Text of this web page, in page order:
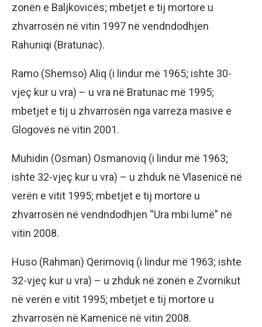
zonën e Baljkovicës; mbetjet e tij mortore u
zhvarrosën në vitin 1997 në vendndodhjen
Rahuniqi (Bratunac).
Ramo (Shemso) Aliq (i lindur më 1965; ishte 30-
vjeç kur u vra) – u vra në Bratunac më 1995;
mbetjet e tij u zhvarrosën nga varreza masive e
Glogovës në vitin 2001.
Muhidin (Osman) Osmanoviq (i lindur më 1963;
ishte 32-vjeç kur u vra) – u zhduk në Vlasenicë në
verën e vitit 1995; mbetjet e tij mortore u
zhvarrosën në vendndodhjen “Ura mbi lumë” në
vitin 2008.
Huso (Rahman) Qerimoviq (i lindur më 1963; ishte
32-vjeç kur u vra) – u zhduk në zonën e Zvornikut
në verën e vitit 1995; mbetjet e tij mortore u
zhvarrosën në Kamenicë në vitin 2008.